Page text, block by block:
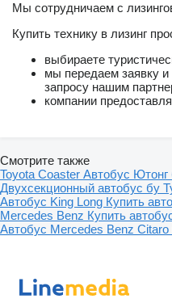
Мы сотрудничаем с
Купить технику в лизинг
выбираете
мы передаем заявку
запросу нашим
компании
Смотрите также
Toyota Coaster Автобус Ютонг
Двухсекционный автобус бу
Автобус King Long Купить
Mercedes Benz Купить
Автобус Mercedes Benz Citaro